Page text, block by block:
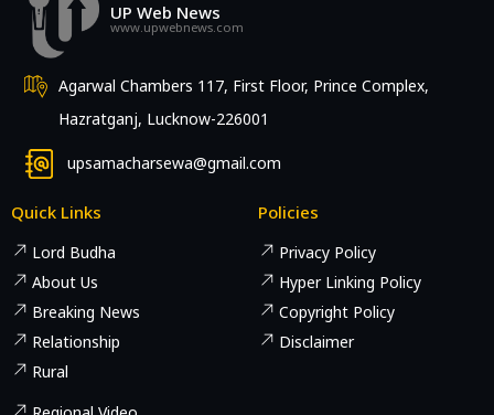
UP Web News
www.upwebnews.com
Agarwal Chambers 117, First Floor, Prince Complex,
Hazratganj, Lucknow-226001
upsamacharsewa@gmail.com
Quick Links
Lord Budha
About Us
Breaking News
Relationship
Rural
Policies
Privacy Policy
Hyper Linking Policy
Copyright Policy
Disclaimer